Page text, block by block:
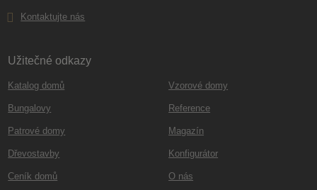
Kontaktujte nás
Užitečné odkazy
Katalog domů
Bungalovy
Patrové domy
Dřevostavby
Ceník domů
Vzorové domy
Reference
Magazín
Konfigurátor
O nás